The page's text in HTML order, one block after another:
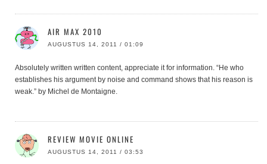
AIR MAX 2010
AUGUSTUS 14, 2011 / 01:09
Absolutely written written content, appreciate it for information. “He who
establishes his argument by noise and command shows that his reason is
weak.” by Michel de Montaigne.
REVIEW MOVIE ONLINE
AUGUSTUS 14, 2011 / 03:53